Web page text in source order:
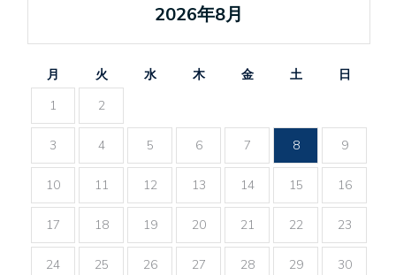
2026年8月
月 火 水 木 金 土
日
1
2
3 4 5 6 7 8 9
10 11 12 13 14 15 16
17 18 19 20 21 22 23
24 25 26 27 28 29 30